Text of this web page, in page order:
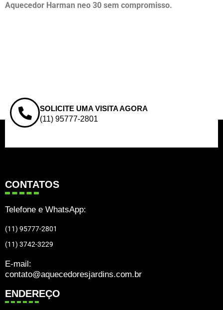
Aquecedor Harman neo 30 sem compromisso.
SOLICITE UMA VISITA AGORA
(11) 95777-2801
CONTATOS
Telefone e WhatsApp:
(11) 95777-2801
(11) 3742-3229
E-mail:
contato@aquecedoresjardins.com.br
ENDEREÇO